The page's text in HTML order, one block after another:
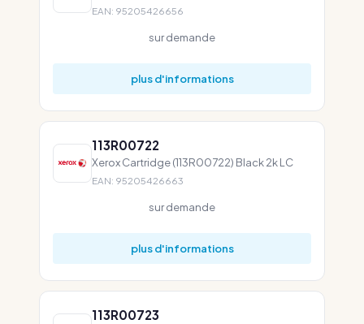
EAN: 95205426656
sur demande
plus d'informations
113R00722
Xerox Cartridge (113R00722) Black 2k LC
EAN: 95205426663
sur demande
plus d'informations
113R00723